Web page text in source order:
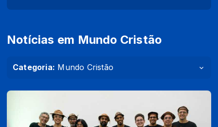
Notícias em Mundo Cristão
Categoria: Mundo Cristão